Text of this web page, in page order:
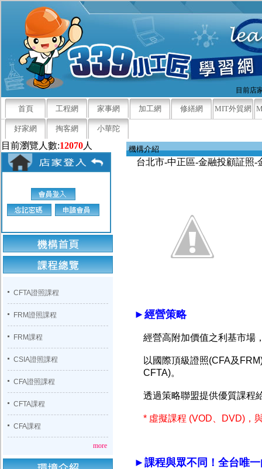
目前店
首頁 工程網 家事網 加工網 修繕網 MIT外貿網
好家網 掏客網 小華陀
目前瀏覽人數:12070人
CFTA證照課程
FRM證照課程
FRM課程
CSIA證照課程
CFA證照課程
CFTA課程
CFA課程
more
機構介紹
台北市-中正區-金融投顧証照-
►經營策略
經營高附加價值之利基市場
以國際頂級證照(CFA及
CFTA)。
透過策略聯盟提供優質課程
* 虛擬課程 (VOD、DVD)，
►課程與眾不同！全台唯